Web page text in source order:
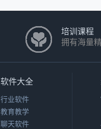
培训课程
拥有海量
软件大全
行业软件
教育教学
聊天软件